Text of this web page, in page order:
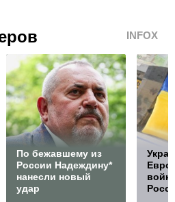
INFOX
По бежавшему из
России Надеждину*
нанесли новый
удар